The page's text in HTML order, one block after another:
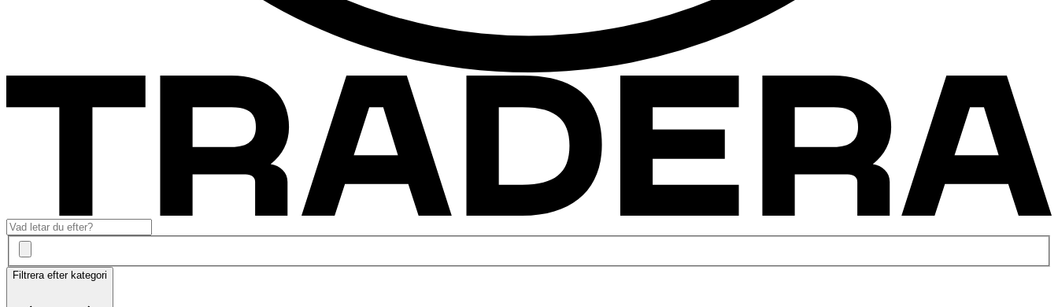
Filtrera efter kategori